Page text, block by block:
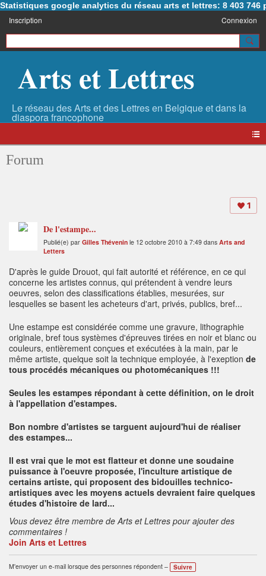
Statistiques google analytics du réseau arts et lettres: 8 403 746
Inscription Connexion
Arts et Lettres
Forum
1
De l'estampe...
Publié(e) par Gilles Thévenin le 12 octobre 2010 à 7:49 dans Arts and
Letters
D'après le guide Drouot, qui fait autorité et référence, en ce qui
concerne les artistes connus, qui prétendent à vendre leurs
oeuvres, selon des classifications établies, mesurées, sur
lesquelles se basent les acheteurs d'art, privés, publics, bref...
Une estampe est considérée comme une gravure, lithographie
originale, bref tous systèmes d'épreuves tirées en noir et blanc ou
couleurs, entièrement conçues et exécutées à la main, par le
même artiste, quelque soit la technique employée, à l'exeption de
tous procédés mécaniques ou photomécaniques !!!
Seules les estampes répondant à cette définition, on le droit
à l'appellation d'estampes.
Bon nombre d'artistes se targuent aujourd'hui de réaliser
des estampes...
Il est vrai que le mot est flatteur et donne une soudaine
puissance à l'oeuvre proposée, l'inculture artistique de
certains artiste, qui proposent des bidouilles technico-
artistiques avec les moyens actuels devraient faire quelques
études d'histoire de lard...
Vous devez être membre de Arts et Lettres pour ajouter des
commentaires !
Join Arts et Lettres
M'envoyer un e-mail lorsque des personnes répondent – Suivre